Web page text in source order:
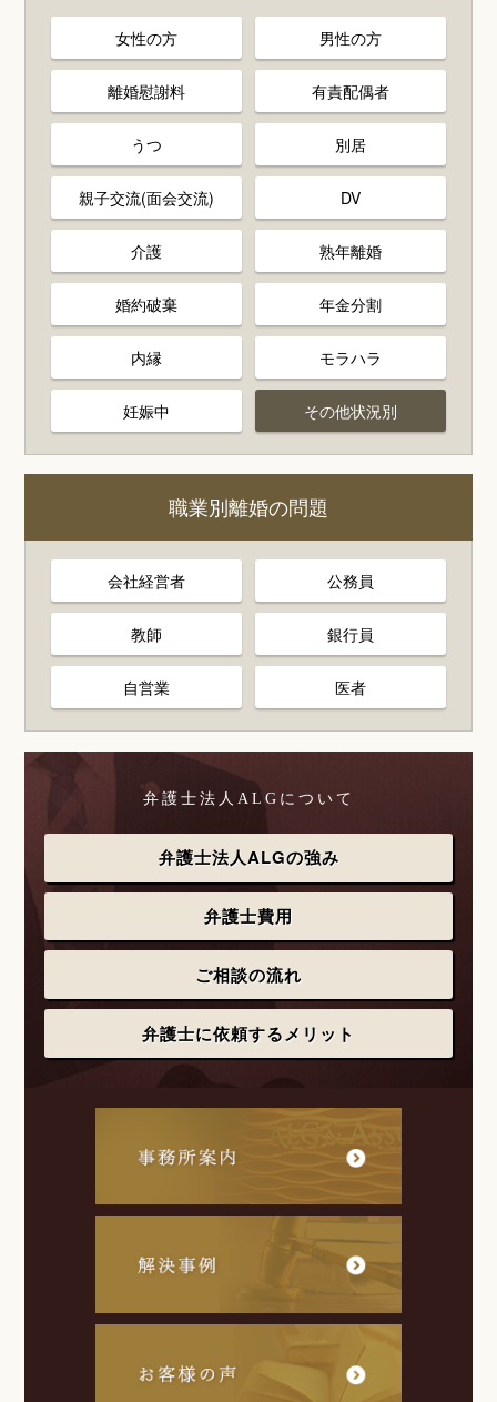
女性の方 男性の方
離婚慰謝料 有責配偶者
うつ 別居
親子交流(面会交流) DV
介護 熟年離婚
婚約破棄 年金分割
内縁 モラハラ
妊娠中 その他状況別
職業別離婚の問題
会社経営者 公務員
教師 銀行員
自営業 医者
弁護士法人ALGについて
弁護士法人ALGの強み
弁護士費用
ご相談の流れ
弁護士に依頼するメリット